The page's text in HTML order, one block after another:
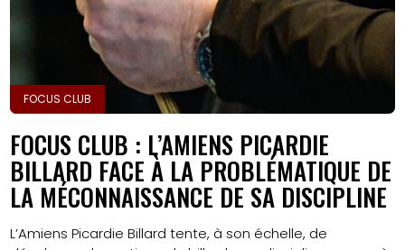
FOCUS CLUB
FOCUS CLUB : L’AMIENS PICARDIE
BILLARD FACE À LA PROBLÉMATIQUE DE
LA MÉCONNAISSANCE DE SA DISCIPLINE
L’Amiens Picardie Billard tente, à son échelle, de